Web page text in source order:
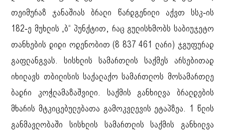
თეიმურაზ ჯანაშიას ბრალი წარდგენილი აქვთ სსკ-ის
182-ე მუხლის „ბ“ პუნქტით, რაც გულისხმობს საბიუჯეტო
თანხების დიდი ოდენობით (8 837 461 ლარი) ჯგუფურად
გაფლანგვას. სისხლის სამართლის საქმეს არსებითად
იხილავს თბილისის საქალაქო სამართლოს მოსამართლე
ბადრი კოჭლამაზაშვილი. საქმის განხილვა ბრალდების
მხარის მტკიცებულებათა გამოკვლევის ეტაპზეა. 1 წლის
განმავლობაში სისხლის სამართლის საქმის განხილვა